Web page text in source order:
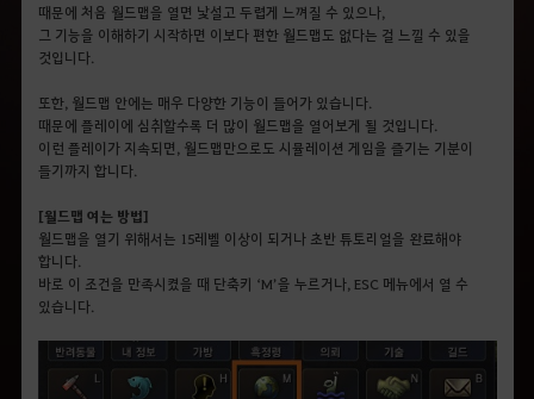
때문에 처음 월드맵을 열면 낯설고 두렵게 느껴질 수 있으나,
그 기능을 이해하기 시작하면 이보다 편한 월드맵도 없다는 걸 느낄 수 있을
것입니다.
또한, 월드맵 안에는 매우 다양한 기능이 들어가 있습니다.
때문에 플레이에 심취할수록 더 많이 월드맵을 열어보게 될 것입니다.
이런 플레이가 지속되면, 월드맵만으로도 시뮬레이션 게임을 즐기는 기분이
들기까지 합니다.
[월드맵 여는 방법]
월드맵을 열기 위해서는 15레벨 이상이 되거나 초반 튜토리얼을 완료해야
합니다.
바로 이 조건을 만족시켰을 때 단축키 ‘M’을 누르거나, ESC 메뉴에서 열 수
있습니다.